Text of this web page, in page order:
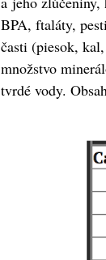
BPA, ftaláty,
časti (piesok,
množstvo
tvrdé vody.